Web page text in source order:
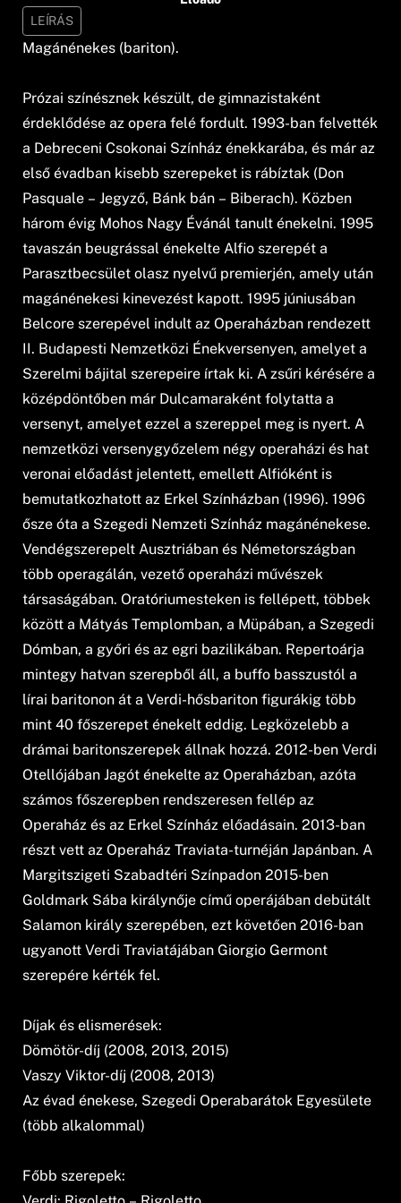
LEÍRÁS
Magánénekes (bariton).
Prózai színésznek készült, de gimnazistaként
érdeklődése az opera felé fordult. 1993-ban felvették
a Debreceni Csokonai Színház énekkarába, és már az
első évadban kisebb szerepeket is rábíztak (Don
Pasquale – Jegyző, Bánk bán – Biberach). Közben
három évig Mohos Nagy Évánál tanult énekelni. 1995
tavaszán beugrással énekelte Alfio szerepét a
Parasztbecsület olasz nyelvű premierjén, amely után
magánénekesi kinevezést kapott. 1995 júniusában
Belcore szerepével indult az Operaházban rendezett
II. Budapesti Nemzetközi Énekversenyen, amelyet a
Szerelmi bájital szerepeire írtak ki. A zsűri kérésére a
középdöntőben már Dulcamaraként folytatta a
versenyt, amelyet ezzel a szereppel meg is nyert. A
nemzetközi versenygyőzelem négy operaházi és hat
veronai előadást jelentett, emellett Alfióként is
bemutatkozhatott az Erkel Színházban (1996). 1996
ősze óta a Szegedi Nemzeti Színház magánénekese.
Vendégszerepelt Ausztriában és Németországban
több operagálán, vezető operaházi művészek
társaságában. Oratóriumesteken is fellépett, többek
között a Mátyás Templomban, a Müpában, a Szegedi
Dómban, a győri és az egri bazilikában. Repertoárja
mintegy hatvan szerepből áll, a buffo basszustól a
lírai baritonon át a Verdi-hősbariton figurákig több
mint 40 főszerepet énekelt eddig. Legközelebb a
drámai baritonszerepek állnak hozzá. 2012-ben Verdi
Otellójában Jagót énekelte az Operaházban, azóta
számos főszerepben rendszeresen fellép az
Operaház és az Erkel Színház előadásain. 2013-ban
részt vett az Operaház Traviata-turnéján Japánban. A
Margitszigeti Szabadtéri Színpadon 2015-ben
Goldmark Sába királynője című operájában debütált
Salamon király szerepében, ezt követően 2016-ban
ugyanott Verdi Traviatájában Giorgio Germont
szerepére kérték fel.
Díjak és elismerések:
Dömötör-díj (2008, 2013, 2015)
Vaszy Viktor-díj (2008, 2013)
Az évad énekese, Szegedi Operabarátok Egyesülete
(több alkalommal)
Főbb szerepek: